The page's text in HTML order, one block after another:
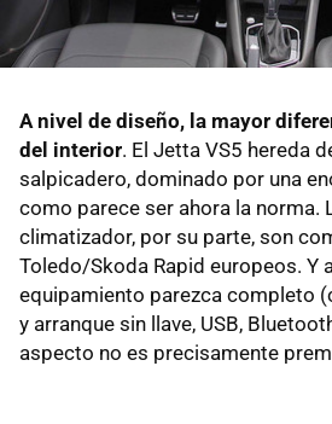
A nivel de diseño, la mayor
del interior. El Jetta VS5 hereda
salpicadero, dominado por una
como parece ser ahora la norma.
climatizador, por su parte, son
Toledo/Skoda Rapid europeos. Y
equipamiento parezca completo
y arranque sin llave, USB,
aspecto no es precisamente